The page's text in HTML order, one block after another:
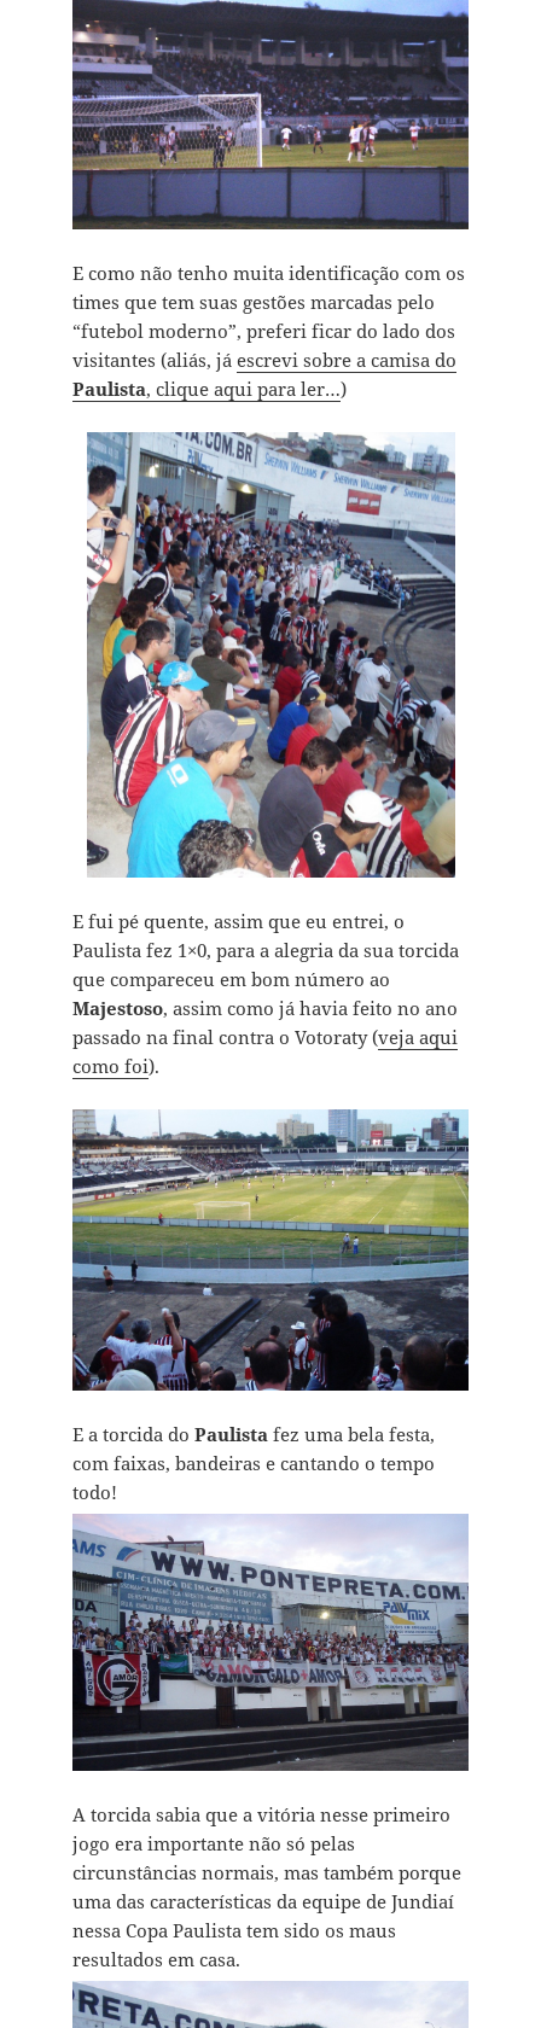
E como não tenho muita identificação com os
times que tem suas gestões marcadas pelo
“futebol moderno”, preferi ficar do lado dos
visitantes (aliás, já escrevi sobre a camisa do
Paulista, clique aqui para ler…)
E fui pé quente, assim que eu entrei, o
Paulista fez 1×0, para a alegria da sua torcida
que compareceu em bom número ao
Majestoso, assim como já havia feito no ano
passado na final contra o Votoraty (veja aqui
como foi).
E a torcida do Paulista fez uma bela festa,
com faixas, bandeiras e cantando o tempo
todo!
A torcida sabia que a vitória nesse primeiro
jogo era importante não só pelas
circunstâncias normais, mas também porque
uma das características da equipe de Jundiaí
nessa Copa Paulista tem sido os maus
resultados em casa.